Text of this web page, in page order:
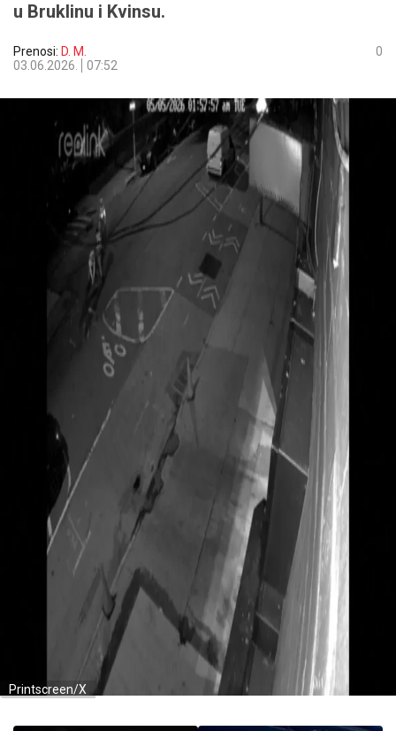
u Bruklinu i Kvinsu.
Prenosi: D. M.
03.06.2026.
07:52
0
Printscreen/X